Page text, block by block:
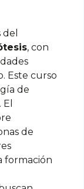
, con
Este curso
de
de
formación